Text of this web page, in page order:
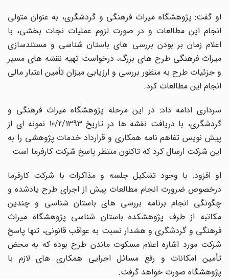
او گفت: پژوهشگاه میراث فرهنگی و گردشگری، به عنوان متولی
انجام این مطالعات و در صورت لزوم عملیات نجات بخشی، با
اعلام زمان بر بودن بررسی های باستان شناسی و مستندسازی
میراث فرهنگی طرح های بزرگ، درخواست تهیه نقشه های مسیر
و جزئیات طرح به منظور بررسی و ارزیابی میزان تأمین اعتبار مالی
انجام این مطالعات کرد.
سرداری ادامه داد: در این مرحله پژوهشگاه میراث فرهنگی و
گردشگری، با دریافت نقشه ها در تاریخ 10/2/1393 نمونه ای از
پیش نویس تفاهم نامه همکاری و قرارداد خدمات پژوهشی را به
این شرکت ارسال کرد که تاکنون منتظر پاسخ شرکت کارفرما است.
او افزود: با وجود تشکیل جلسه و مذاکرات با شرکت کارفرما
درخصوص ضرورت انجام مطالعات پیش از اجرای طرح یادشده و
چگونگی انجام برنامه بررسی های باستان شناسی و چندین
مکاتبه از طرف پژوهشکده باستان شناسی پژوهشگاه میراث
فرهنگی و گردشگری و هشدار نسبت به عواقب قانونی، تنها پاسخ
شرکت مورد اشاره اعلام مسکوت ماندن طرح بوده که به محض
تأمین امکانات و رفع مسائل اجرایی همکاری های لازم با
پژوهشگاه صورت خواهد گرفت.